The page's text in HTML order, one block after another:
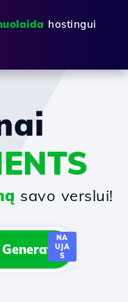
hostingui
savo verslui!
NA
UJA
S